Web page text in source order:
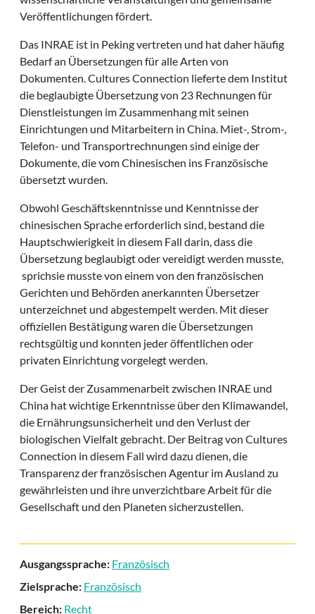
Veröffentlichungen fördert.
Das INRAE ist in Peking vertreten und hat daher häufig
Bedarf an Übersetzungen für alle Arten von
Dokumenten. Cultures Connection lieferte dem Institut
die beglaubigte Übersetzung von 23 Rechnungen für
Dienstleistungen im Zusammenhang mit seinen
Einrichtungen und Mitarbeitern in China. Miet-, Strom-,
Telefon- und Transportrechnungen sind einige der
Dokumente, die vom Chinesischen ins Französische
übersetzt wurden.
Obwohl Geschäftskenntnisse und Kenntnisse der
chinesischen Sprache erforderlich sind, bestand die
Hauptschwierigkeit in diesem Fall darin, dass die
Übersetzung beglaubigt oder vereidigt werden musste,
sprichsie musste von einem von den französischen
Gerichten und Behörden anerkannten Übersetzer
unterzeichnet und abgestempelt werden. Mit dieser
offiziellen Bestätigung waren die Übersetzungen
rechtsgültig und konnten jeder öffentlichen oder
privaten Einrichtung vorgelegt werden.
Der Geist der Zusammenarbeit zwischen INRAE und
China hat wichtige Erkenntnisse über den Klimawandel,
die Ernährungsunsicherheit und den Verlust der
biologischen Vielfalt gebracht. Der Beitrag von Cultures
Connection in diesem Fall wird dazu dienen, die
Transparenz der französischen Agentur im Ausland zu
gewährleisten und ihre unverzichtbare Arbeit für die
Gesellschaft und den Planeten sicherzustellen.
Ausgangssprache: Französisch
Zielsprache: Französisch
Bereich: Recht